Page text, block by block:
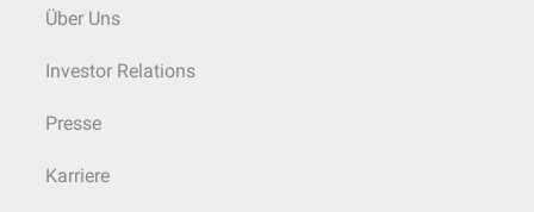
Über Uns
Investor Relations
Presse
Karriere